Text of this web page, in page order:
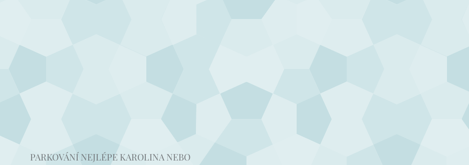
PARKOVÁNÍ NEJLÉPE KAROLINA NEBO